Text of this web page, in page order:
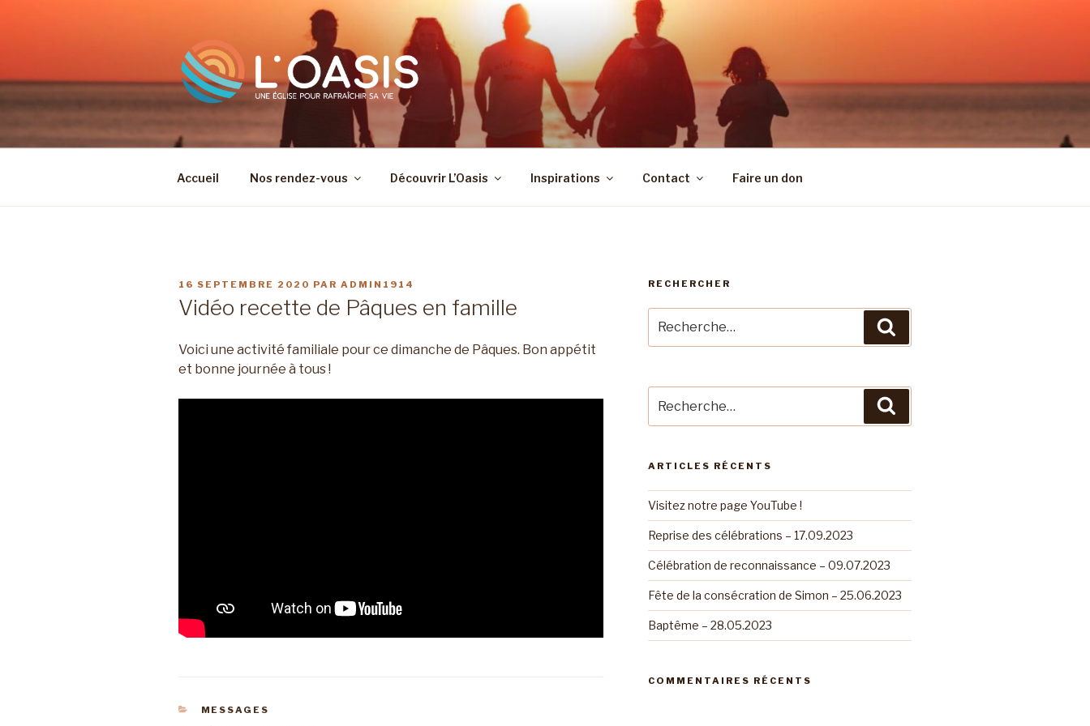
Accueil Nos rendez-vous Découvrir L’Oasis Inspirations Contact Faire un don
PUBLIÉ
16 SEPTEMBRE 2020 PAR ADMIN1914
Vidéo recette de Pâques en famille
Voici une activité familiale pour ce dimanche de Pâques. Bon appétit
et bonne journée à tous !
CATÉGORIES
MESSAGES
RECHERCHER
pour
:
pour
:
ARTICLES RÉCENTS
Visitez notre page YouTube !
Reprise des célébrations – 17.09.2023
Célébration de reconnaissance – 09.07.2023
Fête de la consécration de Simon – 25.06.2023
Baptême – 28.05.2023
COMMENTAIRES RÉCENTS